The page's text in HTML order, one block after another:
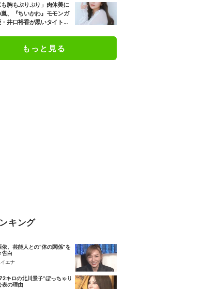
も胸もぷりぷり」肉体美に
、『ちいかわ』モモンガ
井口裕香が黒いタイトウ
もっと見る
キング
依、芸能人との“体の関係”を
告白
エナ
キロの北川景子”ぽっちゃり
表の理由